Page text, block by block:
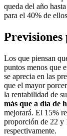
queda del año
para el 40% de
Los que piensan
puntos menos que
se aprecia en las
que el mayor
la rentabilidad de
más que a día de
mejorará. El 15%
proporción de 22 y
respectivamente.